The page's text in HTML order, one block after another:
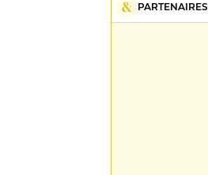
PARTENAIRES